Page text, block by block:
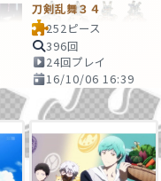
刀剣乱舞３４
252ピース
396回
24回プレイ
16/10/06 16:39